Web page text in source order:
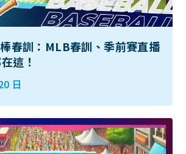
春訓：MLB春訓、季前賽直播
這！
日